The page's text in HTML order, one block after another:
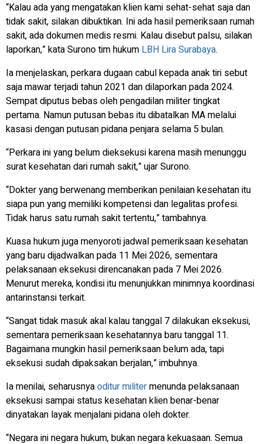
“Kalau ada yang mengatakan klien kami sehat-sehat saja dan
tidak sakit, silakan dibuktikan. Ini ada hasil pemeriksaan rumah
sakit, ada dokumen medis resmi. Kalau disebut palsu, silakan
laporkan,” kata Surono tim hukum LBH Lira Surabaya.
Ia menjelaskan, perkara dugaan cabul kepada anak tiri sebut
saja mawar terjadi tahun 2021 dan dilaporkan pada 2024.
Sempat diputus bebas oleh pengadilan militer tingkat
pertama. Namun putusan bebas itu dibatalkan MA melalui
kasasi dengan putusan pidana penjara selama 5 bulan.
“Perkara ini yang belum dieksekusi karena masih menunggu
surat kesehatan dari rumah sakit,” ujar Surono.
“Dokter yang berwenang memberikan penilaian kesehatan itu
siapa pun yang memiliki kompetensi dan legalitas profesi.
Tidak harus satu rumah sakit tertentu,” tambahnya.
Kuasa hukum juga menyoroti jadwal pemeriksaan kesehatan
yang baru dijadwalkan pada 11 Mei 2026, sementara
pelaksanaan eksekusi direncanakan pada 7 Mei 2026.
Menurut mereka, kondisi itu menunjukkan minimnya koordinasi
antarinstansi terkait.
“Sangat tidak masuk akal kalau tanggal 7 dilakukan eksekusi,
sementara pemeriksaan kesehatannya baru tanggal 11.
Bagaimana mungkin hasil pemeriksaan belum ada, tapi
eksekusi sudah dipaksakan berjalan,” imbuhnya.
Ia menilai, seharusnyaoditur militermenunda pelaksanaan
eksekusi sampai status kesehatan klien benar-benar
dinyatakan layak menjalani pidana oleh dokter.
“Negara ini negara hukum, bukan negara kekuasaan. Semua